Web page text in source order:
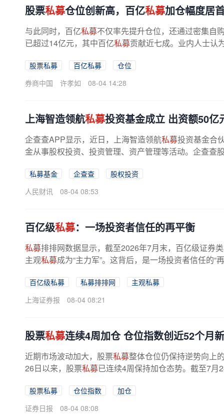
股票私募仓位创新高，百亿私募加仓幅度居
与此同时，百亿私募不仅率先提升仓位，还通过密集自
已超过14亿元，其中百亿私募贡献近七成。业内人士认
股票私募 百亿私募
仓位
券商中国
许孝如 08-04 14:28
上海智造领航私募投资基金成立 出资额50亿
企查查APP显示，近日，上海智造领航私募投资基金合
金从事股权投资、投资管理、资产管理等活动。企查查
私募基金 企查查
股权投资
人民财讯
08-04 08:53
百亿级私募：一场投资者信任的再平衡
私募排排网数据显示，截至2026年7月末，百亿级证券类
主观私募成为“主力军”。这背后，是一场投资者信任的
百亿级私募 私募排排网
主观私募
上海证券报
08-04 08:21
股票私募连续4周加仓 仓位指数创近52个月
近期市场波动加大，股票私募整体仓位仍保持逆势向上
26日以来，股票私募已连续4周保持加仓态势。截至7月
股票私募 仓位指数
加仓
证券日报
08-04 08:08